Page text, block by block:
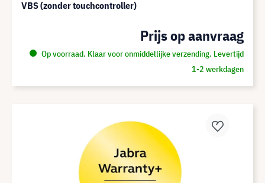
VBS (zonder touchcontroller)
Prijs op aanvraag
Op voorraad. Klaar voor onmiddellijke verzending. Levertijd
1-2 werkdagen